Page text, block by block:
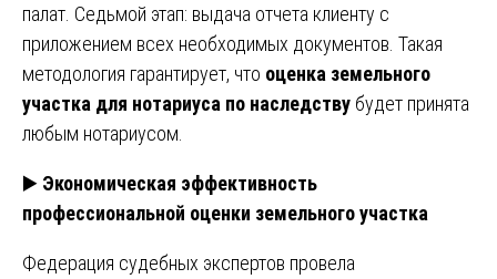
палат. Седьмой этап: выдача отчета клиенту с
приложением всех необходимых документов. Такая
методология гарантирует, что оценка земельного
участка для нотариуса по наследству будет принята
любым нотариусом.
▶️ Экономическая эффективность
профессиональной оценки земельного участка
Федерация судебных экспертов провела